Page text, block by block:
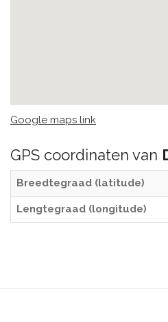
Google maps link
GPS coordinaten van
Breedtegraad (latitude)
Lengtegraad (longitude)